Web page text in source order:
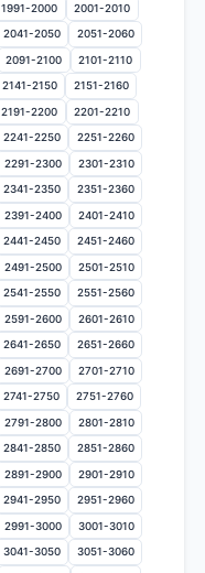
1991-2000 2001-2010
2041-2050 2051-2060
2091-2100 2101-2110
2141-2150 2151-2160
2191-2200 2201-2210
2241-2250 2251-2260
2291-2300 2301-2310
2341-2350 2351-2360
2391-2400 2401-2410
2441-2450 2451-2460
2491-2500 2501-2510
2541-2550 2551-2560
2591-2600 2601-2610
2641-2650 2651-2660
2691-2700 2701-2710
2741-2750 2751-2760
2791-2800 2801-2810
2841-2850 2851-2860
2891-2900 2901-2910
2941-2950 2951-2960
2991-3000 3001-3010
3041-3050 3051-3060